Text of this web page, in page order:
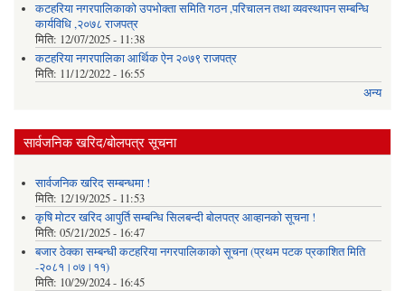
कटहरिया नगरपालिकाको उपभोक्ता समिति गठन ,परिचालन तथा व्यवस्थापन सम्बन्धि
कार्यविधि ,२०७८ राजपत्र
मिति: 12/07/2025 - 11:38
कटहरिया नगरपालिका आर्थिक ऐन २०७९ राजपत्र
मिति: 11/12/2022 - 16:55
अन्य
सार्वजनिक खरिद/बोलपत्र सूचना
सार्वजनिक खरिद सम्बन्धमा !
मिति: 12/19/2025 - 11:53
कृषि मोटर खरिद आपुर्ति सम्बन्धि सिलबन्दी बोलपत्र आव्हानको सूचना !
मिति: 05/21/2025 - 16:47
बजार ठेक्का सम्बन्धी कटहरिया नगरपालिकाको सूचना (प्रथम पटक प्रकाशित मिति
-२०८१।०७।११)
मिति: 10/29/2024 - 16:45